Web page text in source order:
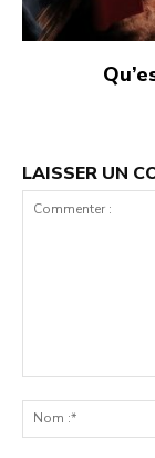
LAISSER UN
: